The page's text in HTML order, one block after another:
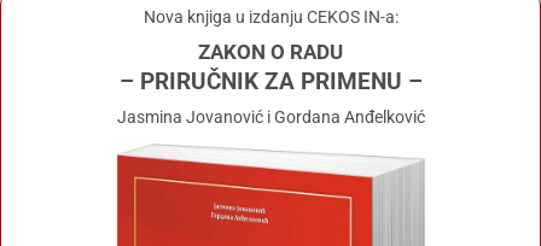
Nova knjiga u izdanju CEKOS IN-a:
ZAKON O RADU
– PRIRUČNIK ZA PRIMENU –
Jasmina Jovanović i Gordana Anđelković